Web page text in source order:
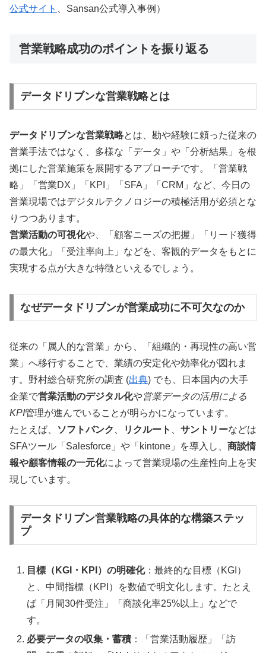
公式サイト
、Sansan公式導入事例）
営業戦略成功のポイントを振り返る
データドリブンな営業戦略とは
データドリブンな営業戦略とは、勘や経験に頼った従来の
営業手法ではなく、多様な「データ」や「分析結果」を根
拠にした営業施策を展開するアプローチです。「営業戦
略」「営業DX」「KPI」「SFA」「CRM」など、今日の
営業現場ではデジタルテクノロジーの積極活用が必須とな
りつつあります。
営業活動の可視化や、「顧客ニーズの把握」「リード獲得
の最大化」「受注率向上」などを、客観的データをもとに
実現する点が大きな特徴といえるでしょう。
なぜデータドリブンが営業成功に不可欠なのか
従来の「属人的な営業」から、「組織的・再現性の高い営
業」へ移行することで、業績の安定化や効率化が図れま
す。野村総合研究所の調査 (出典) でも、日本国内の大手
企業で営業活動のデジタル化や営業データの活用による
KPI管理が進んでいることが明らかになっています。
たとえば、
ソフトバンク リクルート サントリーなどは
SFAツール「Salesforce」や「kintone」を導入し、 商談情
報や顧客情報の一元化によって営業現場の生産性向上を実
現しています。
データドリブン営業戦略の具体的な構築ステッ
プ
目標（KGI・KPI）の明確化：最終的な目標（KGI）
と、中間指標（KPI）を数値で明文化します。たとえ
ば「月間30件受注」「商談化率25%以上」などで
す。
必要データの収集・蓄積 ：「営業活動履歴」「訪